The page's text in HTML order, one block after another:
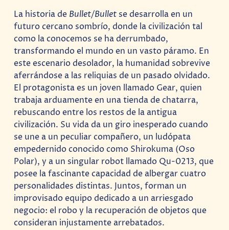
La historia de Bullet/Bullet se desarrolla en un
futuro cercano sombrío, donde la civilización tal
como la conocemos se ha derrumbado,
transformando el mundo en un vasto páramo. En
este escenario desolador, la humanidad sobrevive
aferrándose a las reliquias de un pasado olvidado.
El protagonista es un joven llamado Gear, quien
trabaja arduamente en una tienda de chatarra,
rebuscando entre los restos de la antigua
civilización. Su vida da un giro inesperado cuando
se une a un peculiar compañero, un ludópata
empedernido conocido como Shirokuma (Oso
Polar), y a un singular robot llamado Qu-0213, que
posee la fascinante capacidad de albergar cuatro
personalidades distintas. Juntos, forman un
improvisado equipo dedicado a un arriesgado
negocio: el robo y la recuperación de objetos que
consideran injustamente arrebatados.